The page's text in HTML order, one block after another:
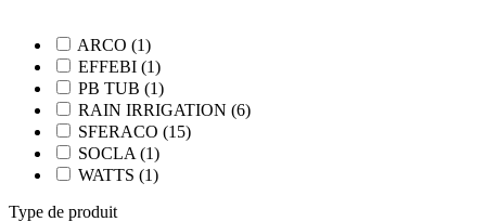
ARCO (1)
EFFEBI (1)
PB TUB (1)
RAIN IRRIGATION (6)
SFERACO (15)
SOCLA (1)
WATTS (1)
Type de produit